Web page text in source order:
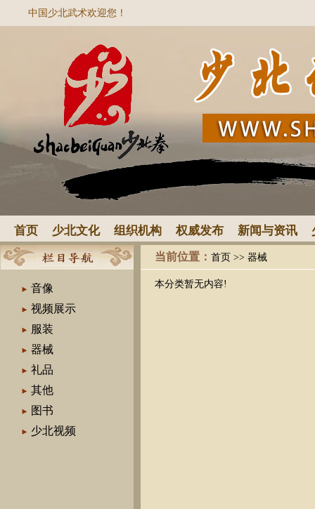
中国少北武术欢迎您！
首页 少北文化 组织机构 权威发布 新闻与资讯
音像
视频展示
服装
器械
礼品
其他
图书
少北视频
当前位置： 首页 >> 器械
本分类暂无内容!